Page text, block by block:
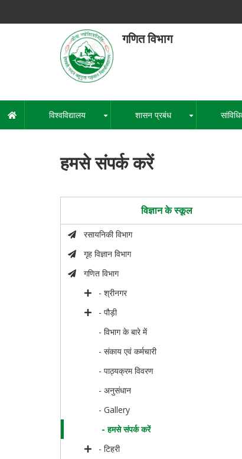
गणित विभाग
एक
मुख्य
नेविगेशन
विश्वविद्यालय शासन प्रबंध
हमसे संपर्क करें
विज्ञान के स्कूल
रसायनिकी विभाग
गृह विज्ञान विभाग
गणित विभाग
- श्रीनगर
- पौड़ी
- विभाग के बारे में
- संकाय एवं कर्मचारी
- पाठ्यक्रम विवरण
- अनुसंधान
- Gallery
- हमसे संपर्क करें
- टिहरी